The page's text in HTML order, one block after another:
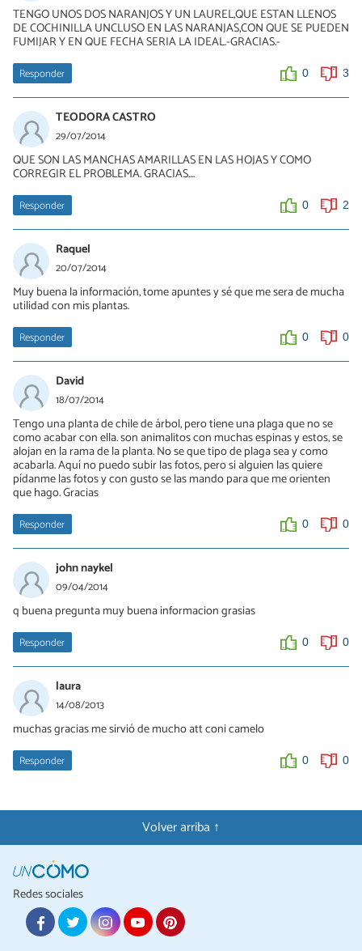
TENGO UNOS DOS NARANJOS Y UN LAUREL,QUE ESTAN LLENOS
DE COCHINILLA UNCLUSO EN LAS NARANJAS,CON QUE SE PUEDEN
FUMIJAR Y EN QUE FECHA SERIA LA IDEAL.-GRACIAS.-
Responder 0 3
TEODORA CASTRO
29/07/2014
QUE SON LAS MANCHAS AMARILLAS EN LAS HOJAS Y COMO
CORREGIR EL PROBLEMA. GRACIAS....
Responder 0 2
Raquel
20/07/2014
Muy buena la información, tome apuntes y sé que me sera de mucha
utilidad con mis plantas.
Responder 0 0
David
18/07/2014
Tengo una planta de chile de árbol, pero tiene una plaga que no se
como acabar con ella. son animalitos con muchas espinas y estos, se
alojan en la rama de la planta. No se que tipo de plaga sea y como
acabarla. Aquí no puedo subir las fotos, pero si alguien las quiere
pídanme las fotos y con gusto se las mando para que me orienten
que hago. Gracias
Responder 0 0
john naykel
09/04/2014
q buena pregunta muy buena informacion grasias
Responder 0 0
laura
14/08/2013
muchas gracias me sirvió de mucho att coni camelo
Responder 0 0
Volver arriba ↑
Redes sociales